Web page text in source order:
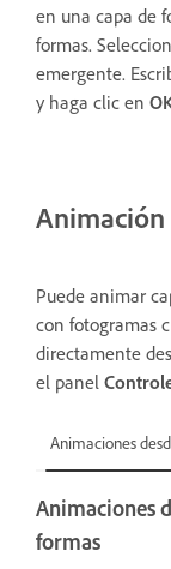
en una capa de
formas.
emergente.
y haga clic en
Animación
Puede animar
con fotogramas
directamente
el panel
Animaciones
Animaciones
formas